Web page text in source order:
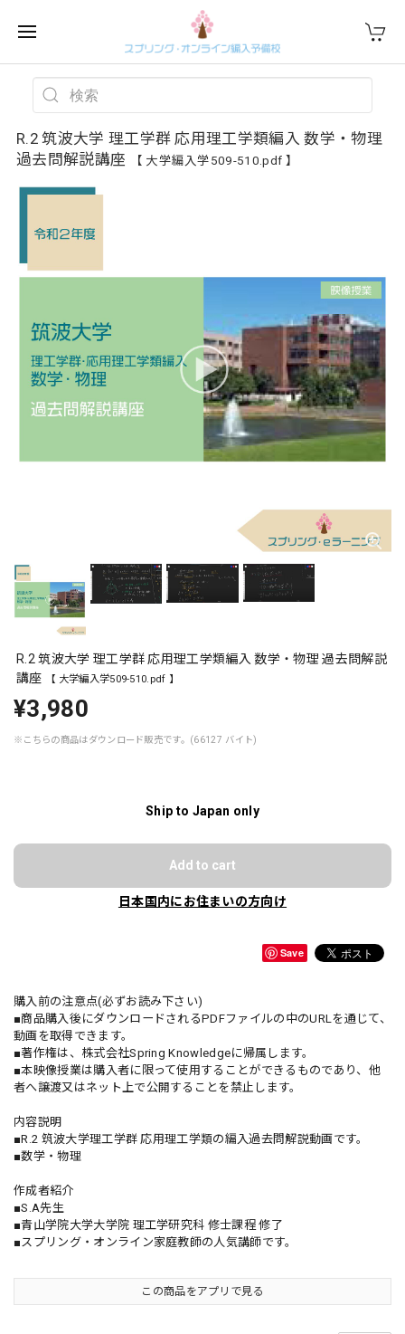
R.2 筑波大学 理工学群 応用理工学類編入 数学・物理
過去問解説講座
【 大学編入学509-510.pdf 】
R.2 筑波大学 理工学群 応用理工学類編入 数学・物理 過去問解説
講座
【 大学編入学509-510.pdf 】
¥3,980
※こちらの商品はダウンロード販売です。(66127 バイト)
Ship to Japan only
Add to cart
日本国内にお住まいの方向け
Save
購入前の注意点(必ずお読み下さい)
■商品購入後にダウンロードされるPDFファイルの中のURLを通じて、
動画を取得できます。
■著作権は、株式会社Spring Knowledgeに帰属します。
■本映像授業は購入者に限って使用することができるものであり、他
者へ譲渡又はネット上で公開することを禁止します。
内容説明
■R.2 筑波大学理工学群 応用理工学類の編入過去問解説動画です。
■数学・物理
作成者紹介
■S.A先生
■⻘⼭学院⼤学⼤学院 理⼯学研究科 修⼠課程 修了
■スプリング・オンライン家庭教師の人気講師です。
この商品をアプリで見る